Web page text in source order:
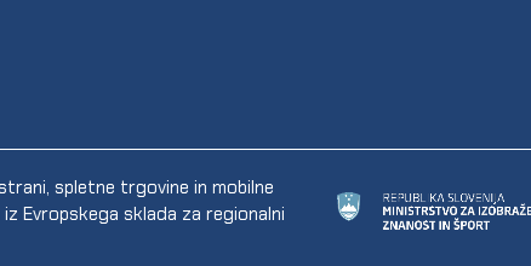
strani, spletne trgovine in mobilne
Evropskega sklada za regionalni